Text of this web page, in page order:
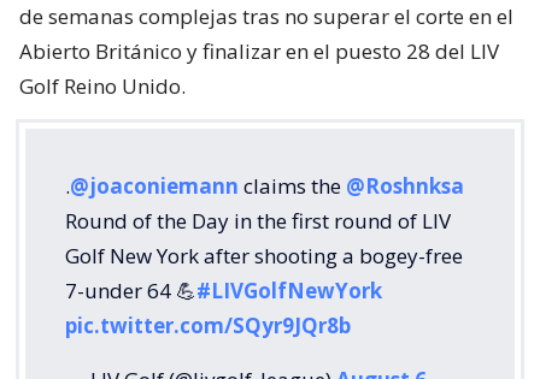
de semanas complejas tras no superar el corte en el
Abierto Británico y finalizar en el puesto 28 del LIV
Golf Reino Unido.
.@joaconiemann claims the @Roshnksa
Round of the Day in the first round of LIV
Golf New York after shooting a bogey-free
7-under 64 💪#LIVGolfNewYork
pic.twitter.com/SQyr9JQr8b